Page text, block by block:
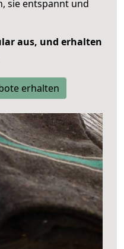
sie entspannt und
aus, und erhalten
erhalten